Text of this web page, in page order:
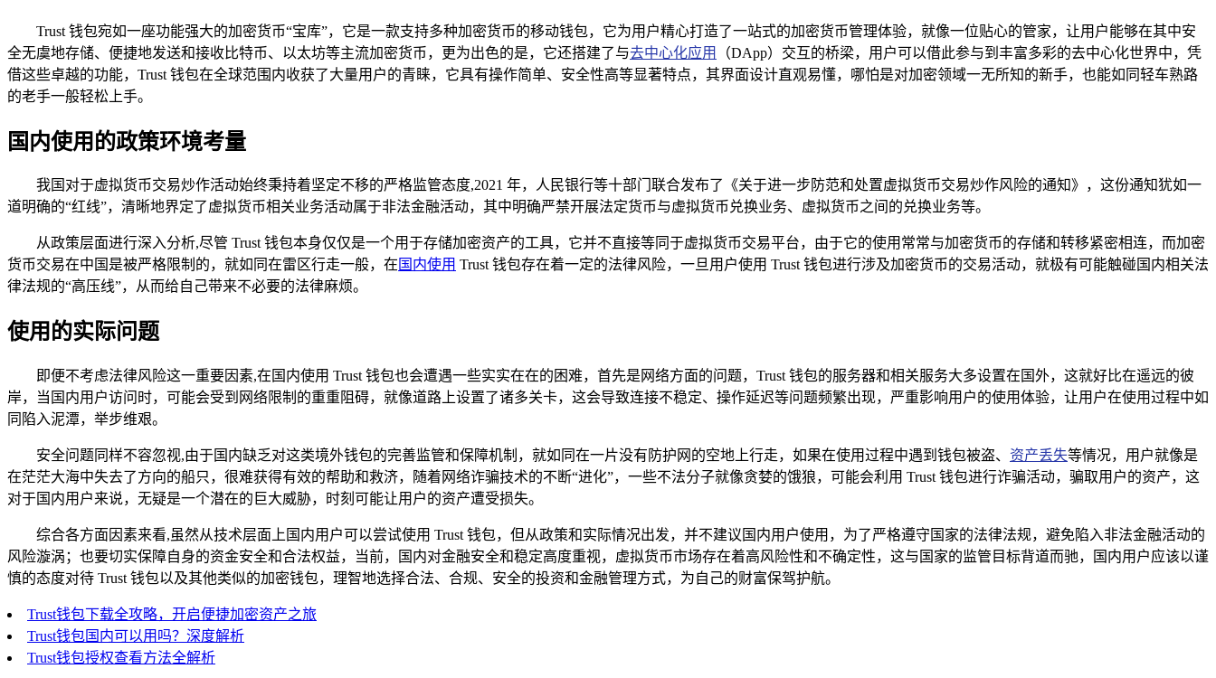
Trust 钱包宛如一座功能强大的加密货币“宝库”，它是一款支持多种加密货币的移动钱包，它为用户精心打造了一站式的加密货币管理体验，就像一位贴心的管家，让用户能够在其中安
全无虞地存储、便捷地发送和接收比特币、以太坊等主流加密货币，更为出色的是，它还搭建了与去中心化应用
（DApp）交互的桥梁，用户可以借此参与到丰富多彩的去中心化世界中，凭
借这些卓越的功能，Trust 钱包在全球范围内收获了大量用户的青睐，它具有操作简单、安全性高等显著特点，其界面设计直观易懂，哪怕是对加密领域一无所知的新手，也能如同轻车熟路
的老手一般轻松上手。
国内使用的政策环境考量
我国对于虚拟货币交易炒作活动始终秉持着坚定不移的严格监管态度,2021 年，人民银行等十部门联合发布了《关于进一步防范和处置虚拟货币交易炒作风险的通知》，这份通知犹如一
道明确的“红线”，清晰地界定了虚拟货币相关业务活动属于非法金融活动，其中明确严禁开展法定货币与虚拟货币兑换业务、虚拟货币之间的兑换业务等。
从政策层面进行深入分析,尽管 Trust 钱包本身仅仅是一个用于存储加密资产的工具，它并不直接等同于虚拟货币交易平台，由于它的使用常常与加密货币的存储和转移紧密相连，而加密
货币交易在中国是被严格限制的，就如同在雷区行走一般，在 国内使用 Trust 钱包存在着一定的法律风险，一旦用户使用 Trust 钱包进行涉及加密货币的交易活动，就极有可能触碰国内相关法
律法规的“高压线”，从而给自己带来不必要的法律麻烦。
使用的实际问题
即便不考虑法律风险这一重要因素,在国内使用 Trust 钱包也会遭遇一些实实在在的困难，首先是网络方面的问题，Trust 钱包的服务器和相关服务大多设置在国外，这就好比在遥远的彼
岸，当国内用户访问时，可能会受到网络限制的重重阻碍，就像道路上设置了诸多关卡，这会导致连接不稳定、操作延迟等问题频繁出现，严重影响用户的使用体验，让用户在使用过程中如
同陷入泥潭，举步维艰。
安全问题同样不容忽视,由于国内缺乏对这类境外钱包的完善监管和保障机制，就如同在一片没有防护网的空地上行走，如果在使用过程中遇到钱包被盗、 资产丢失等情况，用户就像是
在茫茫大海中失去了方向的船只，很难获得有效的帮助和救济，随着网络诈骗技术的不断“进化”，一些不法分子就像贪婪的饿狼，可能会利用 Trust 钱包进行诈骗活动，骗取用户的资产，这
对于国内用户来说，无疑是一个潜在的巨大威胁，时刻可能让用户的资产遭受损失。
综合各方面因素来看,虽然从技术层面上国内用户可以尝试使用 Trust 钱包，但从政策和实际情况出发，并不建议国内用户使用，为了严格遵守国家的法律法规，避免陷入非法金融活动的
风险漩涡；也要切实保障自身的资金安全和合法权益，当前，国内对金融安全和稳定高度重视，虚拟货币市场存在着高风险性和不确定性，这与国家的监管目标背道而驰，国内用户应该以谨
慎的态度对待 Trust 钱包以及其他类似的加密钱包，理智地选择合法、合规、安全的投资和金融管理方式，为自己的财富保驾护航。
Trust钱包下载全攻略，开启便捷加密资产之旅
Trust钱包国内可以用吗？深度解析
Trust钱包授权查看方法全解析